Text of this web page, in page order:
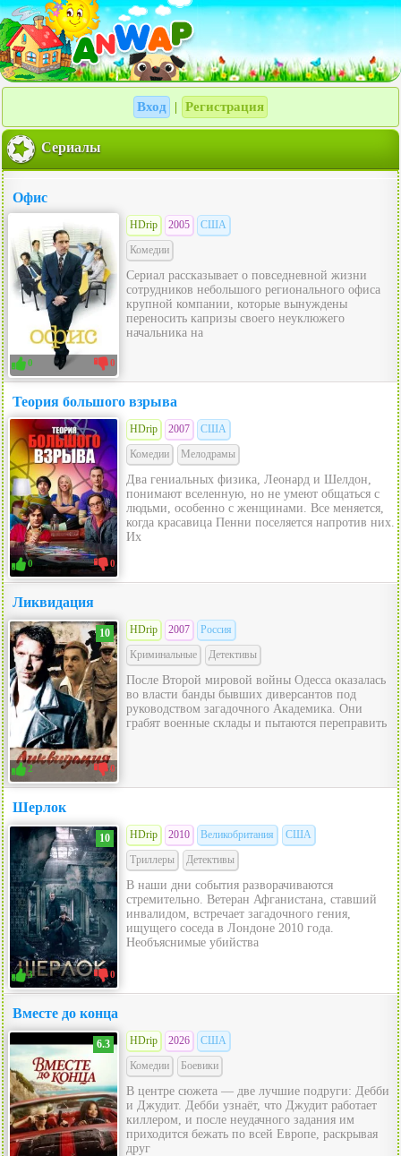
Вход Регистрация
Сериалы
Офис
0 0
HDrip 2005
США
Комедии
Сериал рассказывает о повседневной жизни
сотрудников небольшого регионального офиса
крупной компании, которые вынуждены
переносить капризы своего неуклюжего
начальника на
Теория большого взрыва
0 0
HDrip 2007
США
Комедии
Мелодрамы
Два гениальных физика, Леонард и Шелдон,
понимают вселенную, но не умеют общаться с
людьми, особенно с женщинами. Все меняется,
когда красавица Пенни поселяется напротив них.
Их
Ликвидация
10
2 0
HDrip 2007
Россия
Криминальные
Детективы
После Второй мировой войны Одесса оказалась
во власти банды бывших диверсантов под
руководством загадочного Академика. Они
грабят военные склады и пытаются переправить
Шерлок
10
3 0
HDrip 2010 Великобритания
США
Триллеры
Детективы
В наши дни события разворачиваются
стремительно. Ветеран Афганистана, ставший
инвалидом, встречает загадочного гения,
ищущего соседа в Лондоне 2010 года.
Необъяснимые убийства
Вместе до конца
6.3 HDrip 2026
США
Комедии
Боевики
В центре сюжета — две лучшие подруги: Дебби
и Джудит. Дебби узнаёт, что Джудит работает
киллером, и после неудачного задания им
приходится бежать по всей Европе, раскрывая
друг